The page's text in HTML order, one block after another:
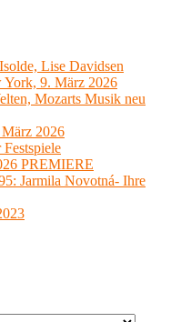
Lise Davidsen
York, 9. März 2026
Mozarts Musik neu
März 2026
PREMIERE
Jarmila Novotná- Ihre